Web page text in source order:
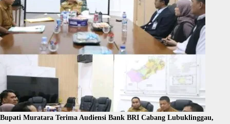
Bupati Muratara Terima Audiensi Bank BRI Cabang Lubuklinggau,